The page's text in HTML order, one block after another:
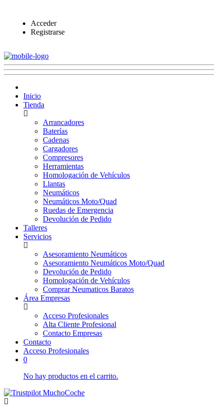
Acceder
Registrarse
Inicio
Tienda
Arrancadores
Baterías
Cadenas
Cargadores
Compresores
Herramientas
Homologación de Vehículos
Llantas
Neumáticos
Neumáticos Moto/Quad
Ruedas de Emergencia
Devolución de Pedido
Talleres
Servicios
Asesoramiento Neumáticos
Asesoramiento Neumáticos Moto/Quad
Devolución de Pedido
Homologación de Vehículos
Comprar Neumaticos Baratos
Área Empresas
Acceso Profesionales
Alta Cliente Profesional
Contacto Empresas
Contacto
Acceso Profesionales
0
No hay productos en el carrito.